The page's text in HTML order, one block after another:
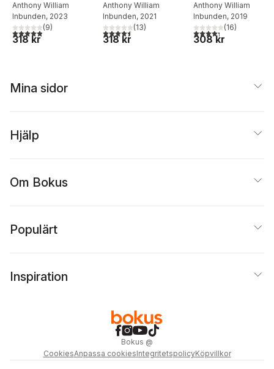
bakom kronisk och
mystisk sjukdom
och hur man kan
läka
Anthony William
Inbunden, 2023
4,9utav 5 stjärnor. Totalt antal röster:
(9)
318 kr
Anthony William
Inbunden, 2021
4,5utav 5 stjärnor. Totalt antal röster:
(13)
318 kr
kraft
Anthony William
Inbunden, 2019
4,3utav 5 stjärnor.
(16)
308 kr
Mina sidor
Hjälp
Om Bokus
Populärt
Inspiration
Bokus @
CookiesAnpassa cookiesIntegritetspolicyKöpvillkor